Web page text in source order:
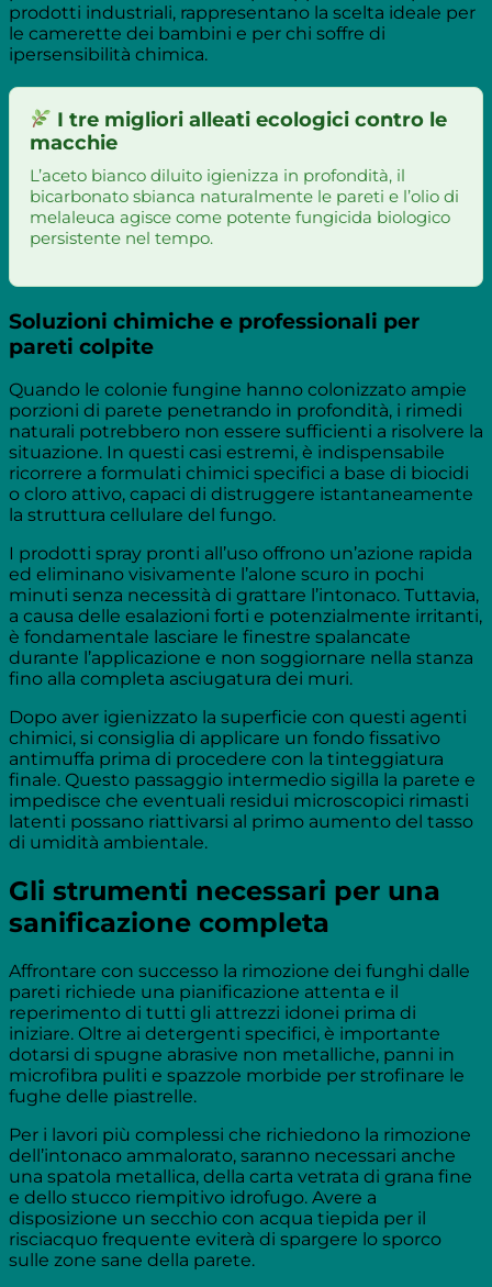
prodotti industriali, rappresentano la scelta ideale per
le camerette dei bambini e per chi soffre di
ipersensibilità chimica.
I tre migliori alleati ecologici contro le
macchie
L’aceto bianco diluito igienizza in profondità, il
bicarbonato sbianca naturalmente le pareti e l’olio di
melaleuca agisce come potente fungicida biologico
persistente nel tempo.
Soluzioni chimiche e professionali per
pareti colpite
Quando le colonie fungine hanno colonizzato ampie
porzioni di parete penetrando in profondità, i rimedi
naturali potrebbero non essere sufficienti a risolvere la
situazione. In questi casi estremi, è indispensabile
ricorrere a formulati chimici specifici a base di biocidi
o cloro attivo, capaci di distruggere istantaneamente
la struttura cellulare del fungo.
I prodotti spray pronti all’uso offrono un’azione rapida
ed eliminano visivamente l’alone scuro in pochi
minuti senza necessità di grattare l’intonaco. Tuttavia,
a causa delle esalazioni forti e potenzialmente irritanti,
è fondamentale lasciare le finestre spalancate
durante l’applicazione e non soggiornare nella stanza
fino alla completa asciugatura dei muri.
Dopo aver igienizzato la superficie con questi agenti
chimici, si consiglia di applicare un fondo fissativo
antimuffa prima di procedere con la tinteggiatura
finale. Questo passaggio intermedio sigilla la parete e
impedisce che eventuali residui microscopici rimasti
latenti possano riattivarsi al primo aumento del tasso
di umidità ambientale.
Gli strumenti necessari per una
sanificazione completa
Affrontare con successo la rimozione dei funghi dalle
pareti richiede una pianificazione attenta e il
reperimento di tutti gli attrezzi idonei prima di
iniziare. Oltre ai detergenti specifici, è importante
dotarsi di spugne abrasive non metalliche, panni in
microfibra puliti e spazzole morbide per strofinare le
fughe delle piastrelle.
Per i lavori più complessi che richiedono la rimozione
dell’intonaco ammalorato, saranno necessari anche
una spatola metallica, della carta vetrata di grana fine
e dello stucco riempitivo idrofugo. Avere a
disposizione un secchio con acqua tiepida per il
risciacquo frequente eviterà di spargere lo sporco
sulle zone sane della parete.